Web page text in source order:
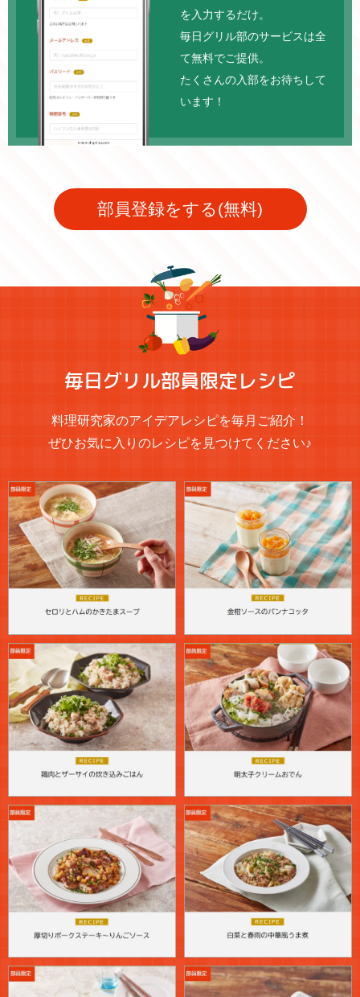
を入力するだけ。
毎日グリル部のサービスは全
て無料でご提供。
たくさんの入部をお待ちして
います！
部員登録をする(無料)
毎日グリル部員限定レシピ
料理研究家のアイデアレシピを毎月ご紹介！
ぜひお気に入りのレシピを見つけてください♪